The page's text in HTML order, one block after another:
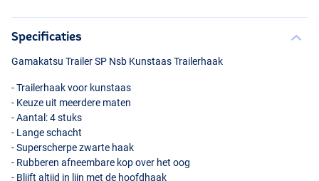
Specificaties
Gamakatsu Trailer SP Nsb Kunstaas Trailerhaak
- Trailerhaak voor kunstaas
- Keuze uit meerdere maten
- Aantal: 4 stuks
- Lange schacht
- Superscherpe zwarte haak
- Rubberen afneembare kop over het oog
- Blijft altijd in lijn met de hoofdhaak